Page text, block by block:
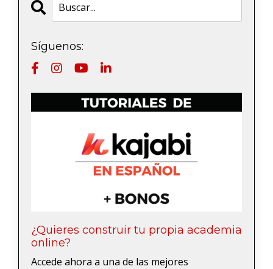
Síguenos:
¿Quieres construir tu propia academia
online?
Accede ahora a una de las mejores